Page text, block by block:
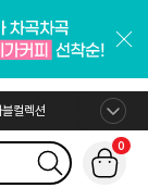
블컬렉션
0